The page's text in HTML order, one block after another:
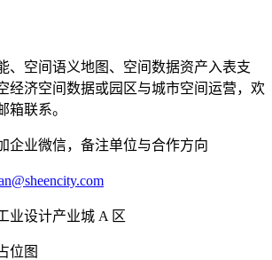
、空间语义地图、空间数据资产入表支
经济空间数据或园区与城市空间运营，欢
箱联系。
企业微信，备注单位与合作方向
业设计产业城 A 区